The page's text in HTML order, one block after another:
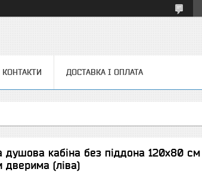
КОНТАКТИ ДОСТАВКА І ОПЛАТА
душова кабіна без піддона 120х80
дверима (ліва)